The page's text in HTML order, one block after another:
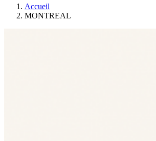
Accueil
MONTREAL